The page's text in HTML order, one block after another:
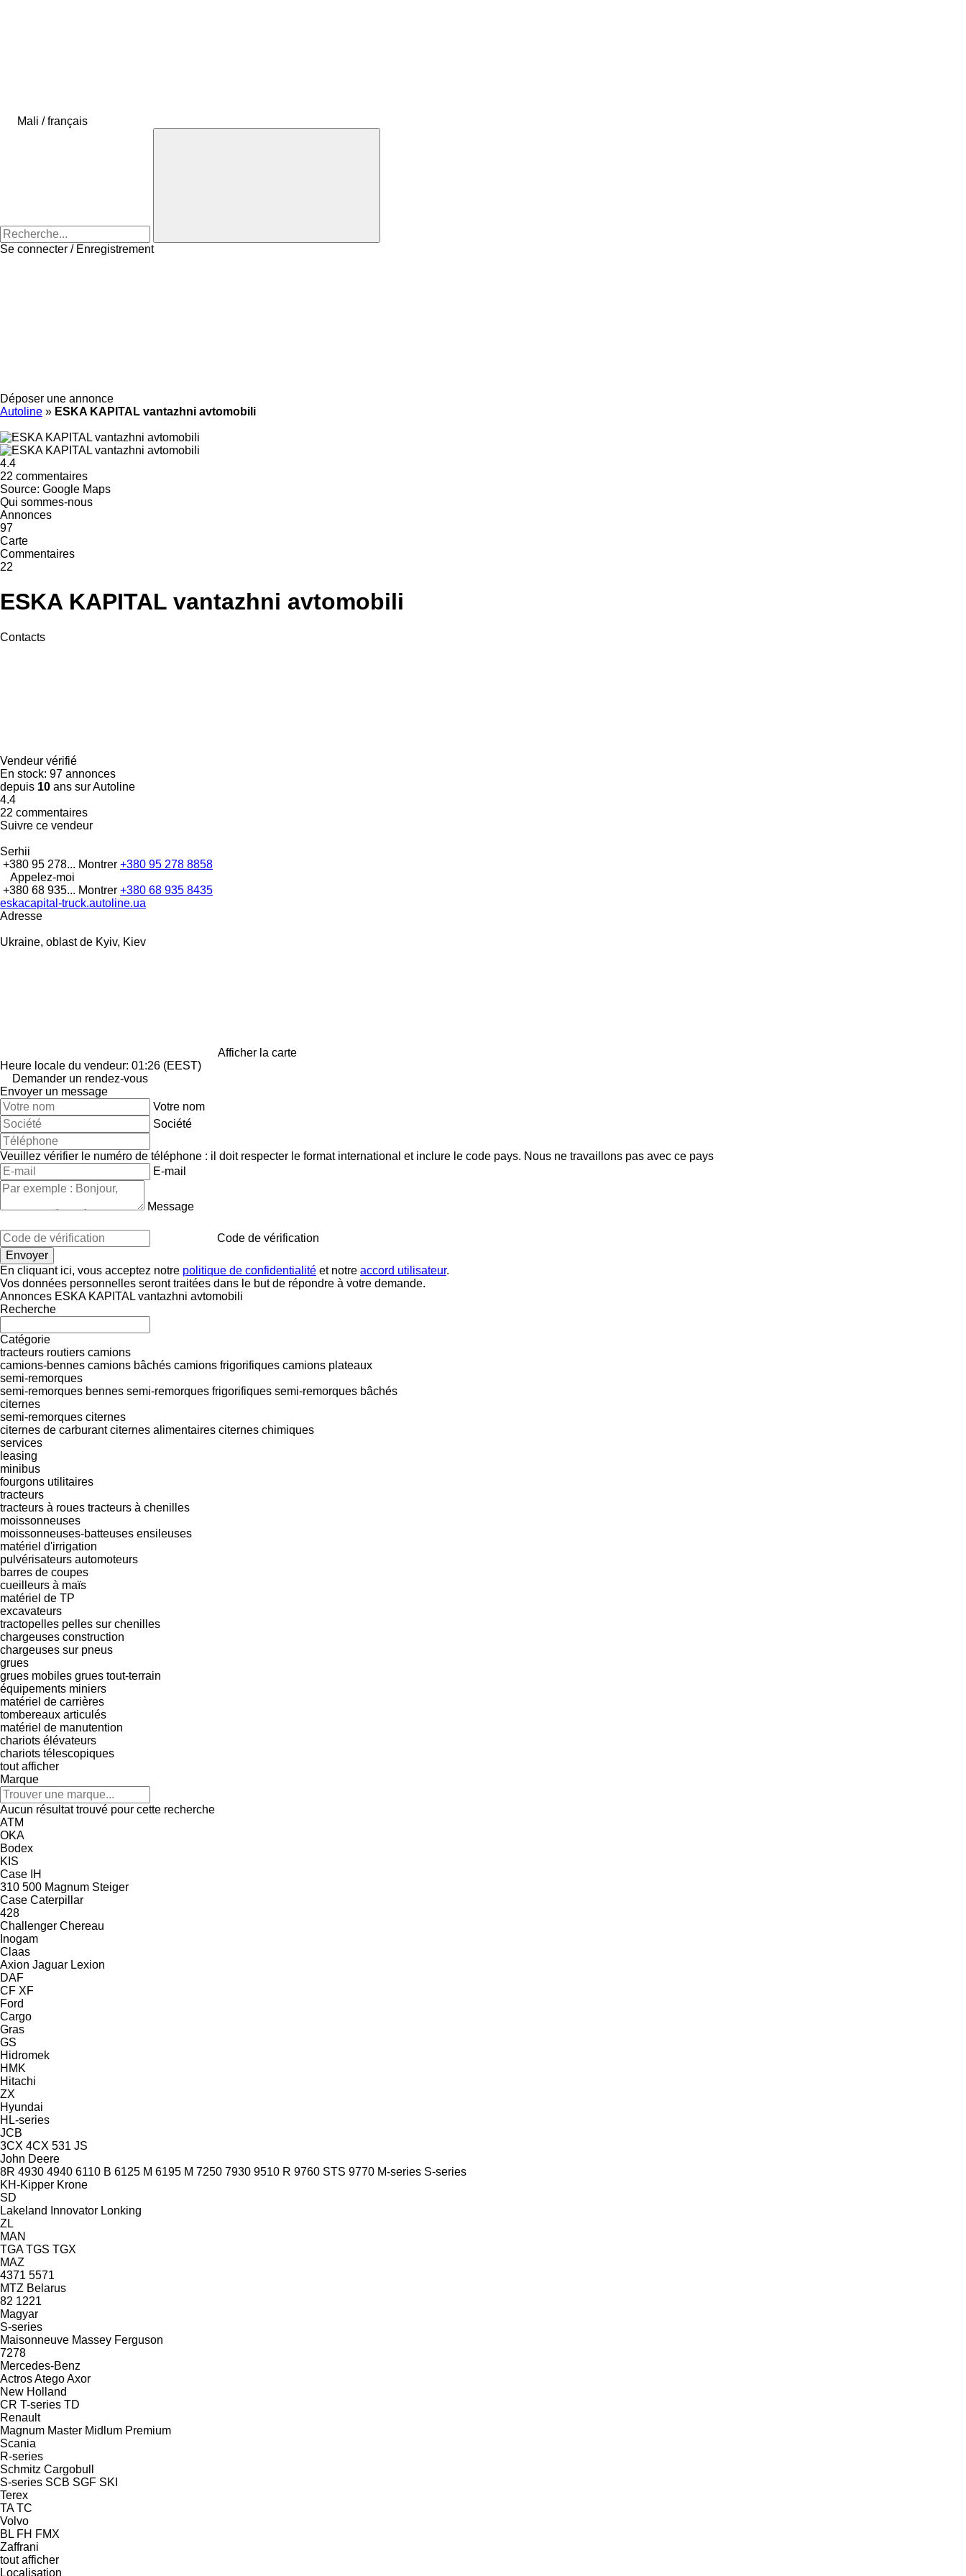
Mali / français
Se connecter / Enregistrement
Déposer une annonce
Autoline » ESKA KAPITAL vantazhni avtomobili
4.4
22 commentaires
Source: Google Maps
Qui sommes-nous
Annonces
97
Carte
Commentaires
22
ESKA KAPITAL vantazhni avtomobili
Contacts
Vendeur vérifié
En stock: 97 annonces
depuis 10 ans sur Autoline
4.4
22 commentaires
Suivre ce vendeur
Serhii
+380 95 278... Montrer +380 95 278 8858
Appelez-moi
+380 68 935... Montrer +380 68 935 8435
eskacapital-truck.autoline.ua
Adresse
Ukraine, oblast de Kyiv, Kiev
Afficher la carte
Heure locale du vendeur: 01:26 (EEST)
Demander un rendez-vous
Envoyer un message
Votre nom
Société
Veuillez vérifier le numéro de téléphone : il doit respecter le format international et inclure le code pays. Nous ne travaillons pas avec ce pays
E-mail
Message
Code de vérification
En cliquant ici, vous acceptez notre politique de confidentialité et notre accord utilisateur.
Vos données personnelles seront traitées dans le but de répondre à votre demande.
Annonces ESKA KAPITAL vantazhni avtomobili
Recherche
Catégorie
tracteurs routiers camions
camions-bennes camions bâchés camions frigorifiques camions plateaux
semi-remorques
semi-remorques bennes semi-remorques frigorifiques semi-remorques bâchés
citernes
semi-remorques citernes
citernes de carburant citernes alimentaires citernes chimiques
services
leasing
minibus
fourgons utilitaires
tracteurs
tracteurs à roues tracteurs à chenilles
moissonneuses
moissonneuses-batteuses ensileuses
matériel d'irrigation
pulvérisateurs automoteurs
barres de coupes
cueilleurs à maïs
matériel de TP
excavateurs
tractopelles pelles sur chenilles
chargeuses construction
chargeuses sur pneus
grues
grues mobiles grues tout-terrain
équipements miniers
matériel de carrières
tombereaux articulés
matériel de manutention
chariots élévateurs
chariots télescopiques
tout afficher
Marque
Aucun résultat trouvé pour cette recherche
ATM
OKA
Bodex
KIS
Case IH
310 500 Magnum Steiger
Case Caterpillar
428
Challenger Chereau
Inogam
Claas
Axion Jaguar Lexion
DAF
CF XF
Ford
Cargo
Gras
GS
Hidromek
HMK
Hitachi
ZX
Hyundai
HL-series
JCB
3CX 4CX 531 JS
John Deere
8R 4930 4940 6110 B 6125 M 6195 M 7250 7930 9510 R 9760 STS 9770 M-series S-series
KH-Kipper Krone
SD
Lakeland Innovator Lonking
ZL
MAN
TGA TGS TGX
MAZ
4371 5571
MTZ Belarus
82 1221
Magyar
S-series
Maisonneuve Massey Ferguson
7278
Mercedes-Benz
ActrosAtegoAxor
New Holland
CR T-series TD
Renault
Magnum Master Midlum Premium
Scania
R-series
Schmitz Cargobull
S-series SCB SGF SKI
Terex
TA TC
Volvo
BL FH FMX
Zaffrani
tout afficher
Localisation